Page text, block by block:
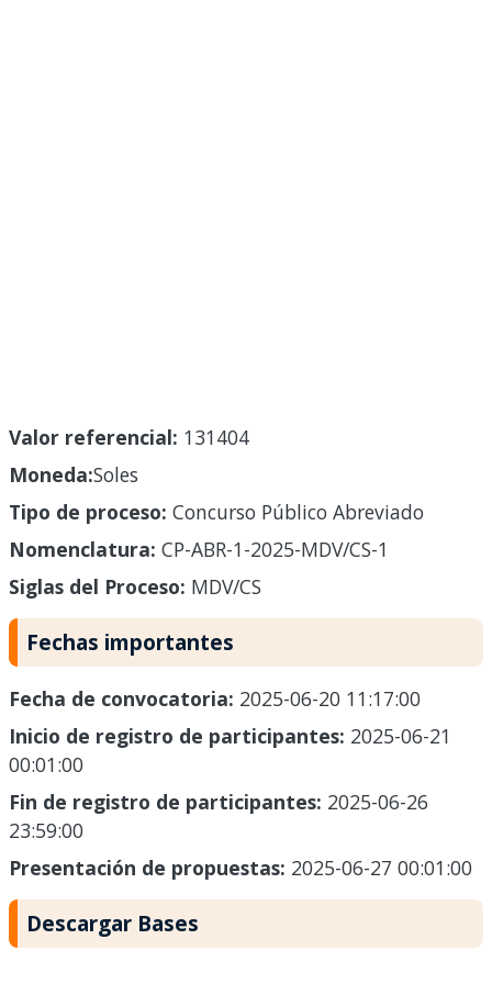
Valor referencial: 131404
Moneda:Soles
Tipo de proceso: Concurso Público Abreviado
Nomenclatura: CP-ABR-1-2025-MDV/CS-1
Siglas del Proceso: MDV/CS
Fechas importantes
Fecha de convocatoria: 2025-06-20 11:17:00
Inicio de registro de participantes: 2025-06-21
00:01:00
Fin de registro de participantes: 2025-06-26
23:59:00
Presentación de propuestas: 2025-06-27 00:01:00
Descargar Bases